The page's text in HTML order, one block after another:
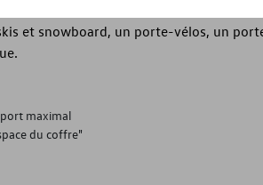
de toit Volkswagen d'origine,
et snowboard, un porte-vélos, un
maximal
du coffre"